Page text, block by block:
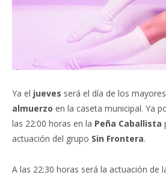
Ya el jueves será el día de los
almuerzo en la caseta municipal. Ya
las 22:00 horas en la Peña Caballista
actuación del grupo Sin Frontera.
A las 22:30 horas será la actuación de